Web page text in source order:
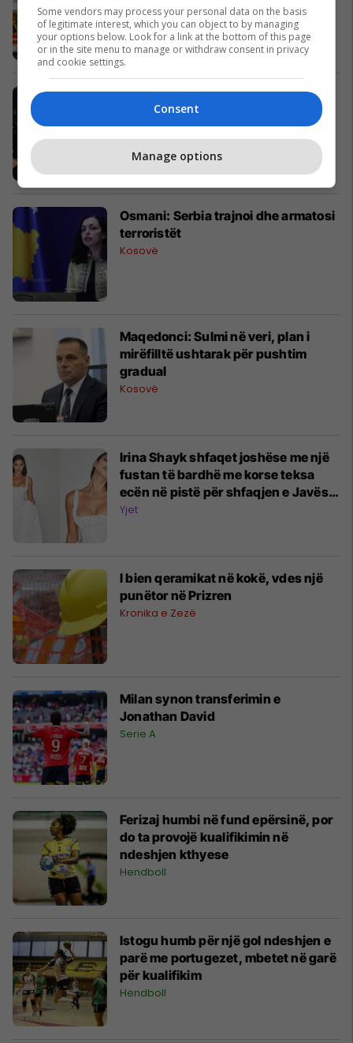
Super Liga
Luana Vjollca reagon pas
dyshimeve se po i qarkullon një
video erotike në internet
Osmani: Serbia trajnoi dhe armatosi
terroristët
Kosovë
Maqedonci: Sulmi në veri, plan i
mirëfilltë ushtarak për pushtim
gradual
Kosovë
Irina Shayk shfaqet joshëse me një
fustan të bardhë me korse teksa
ecën në pistë për shfaqjen e Javës
së Modës në Paris
Yjet
I bien qeramikat në kokë, vdes një
punëtor në Prizren
Kronika e Zezë
Milan synon transferimin e
Jonathan David
Serie A
Ferizaj humbi në fund epërsinë, por
do ta provojë kualifikimin në
ndeshjen kthyese
Hendboll
Istogu humb për një gol ndeshjen e
parë me portugezet, mbetet në garë
për kualifikim
Hendboll
Some vendors may process your personal data on the basis
of legitimate interest, which you can object to by managing
your options below. Look for a link at the bottom of this page
or in the site menu to manage or withdraw consent in privacy
and cookie settings.
Consent
Manage options